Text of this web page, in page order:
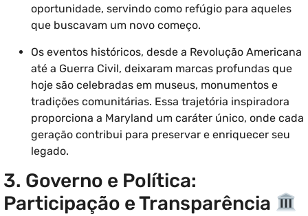
oportunidade, servindo como refúgio para aqueles
que buscavam um novo começo.
Os eventos históricos, desde a Revolução Americana
até a Guerra Civil, deixaram marcas profundas que
hoje são celebradas em museus, monumentos e
tradições comunitárias. Essa trajetória inspiradora
proporciona a Maryland um caráter único, onde cada
geração contribui para preservar e enriquecer seu
legado.
3. Governo e Política:
Participação e Transparência